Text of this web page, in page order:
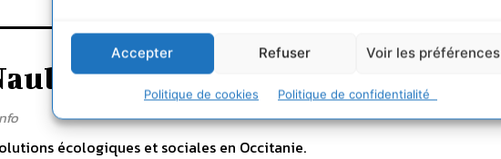
Accepter Refuser Voir les préférences
Politique de cookies Politique de confidentialité
écologiques et sociales en Occitanie.